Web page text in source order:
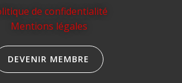
de confidentialité
Mentions légales
DEVENIR MEMBRE